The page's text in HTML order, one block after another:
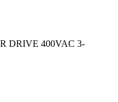
DRIVE 400VAC 3-